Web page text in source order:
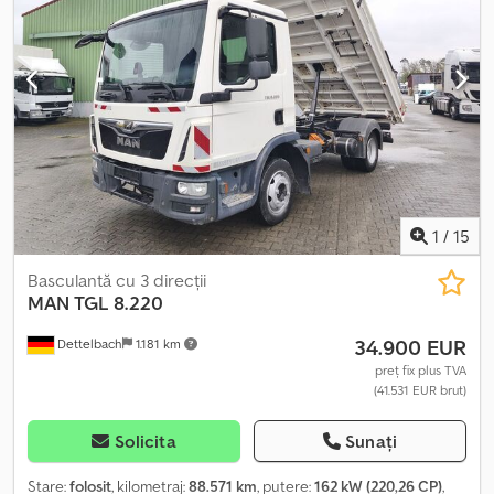
An de fabricație:2019, Dotări:ABS, aer condiționat, blocare
diferențial, computer de bord, cuplaj remorcă, oglindă
electrică, pilot automat de viteză, proiectoare de ceață,
reglare electrică a geamurilor, servodirecție, spoiler, închidere
centralizată, încălzire scaun, - Avertizare la părăsirea benzii -
Climatizare - Frigider - Parasolar - Punte cu roți duble - Radio -
Scaune față încălzite - Scaune ventilate - Tahograf Dsdpfjzq
Smbox Andeck - Uși spate - Volan multifuncțional - Încălzire
1 / 15
Dettelbach 1.181 km
Basculantă cu 3 direcții
MAN TGL 8.220
34.900 EUR
preț fix plus TVA
(41.531 EUR brut)
Solicita Sunați
Stare:folosit, kilometraj:88.571 km, putere:162 kW (220,26 CP),